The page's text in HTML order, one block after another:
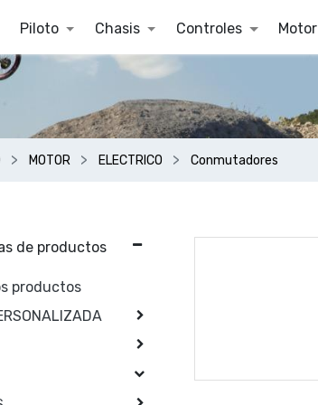
Piloto Chasis Controles Motor
MOTOR ELECTRICO Conmutadores
de productos
productos